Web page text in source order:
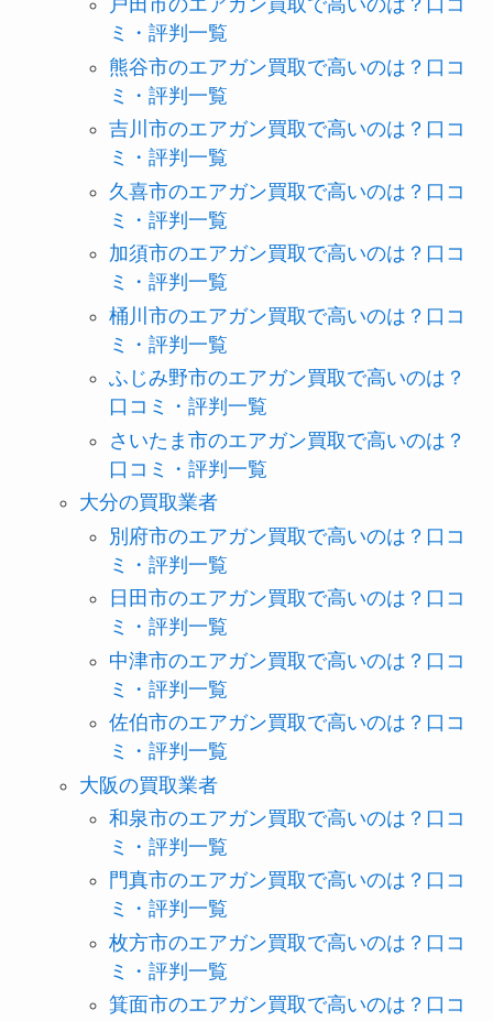
戸田市のエアガン買取で高いのは？口コ
ミ・評判一覧
熊谷市のエアガン買取で高いのは？口コ
ミ・評判一覧
吉川市のエアガン買取で高いのは？口コ
ミ・評判一覧
久喜市のエアガン買取で高いのは？口コ
ミ・評判一覧
加須市のエアガン買取で高いのは？口コ
ミ・評判一覧
桶川市のエアガン買取で高いのは？口コ
ミ・評判一覧
ふじみ野市のエアガン買取で高いのは？
口コミ・評判一覧
さいたま市のエアガン買取で高いのは？
口コミ・評判一覧
大分の買取業者
別府市のエアガン買取で高いのは？口コ
ミ・評判一覧
日田市のエアガン買取で高いのは？口コ
ミ・評判一覧
中津市のエアガン買取で高いのは？口コ
ミ・評判一覧
佐伯市のエアガン買取で高いのは？口コ
ミ・評判一覧
大阪の買取業者
和泉市のエアガン買取で高いのは？口コ
ミ・評判一覧
門真市のエアガン買取で高いのは？口コ
ミ・評判一覧
枚方市のエアガン買取で高いのは？口コ
ミ・評判一覧
箕面市のエアガン買取で高いのは？口コ